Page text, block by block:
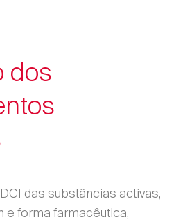
dos
das substâncias activas,
e forma farmacêutica,